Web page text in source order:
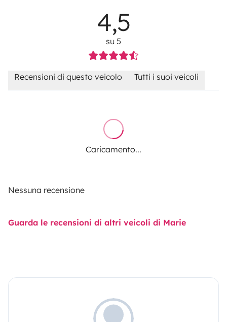
4,5
su 5
Recensioni di questo veicolo Tutti i suoi veicoli
Caricamento...
Nessuna recensione
Guarda le recensioni di altri veicoli di Marie